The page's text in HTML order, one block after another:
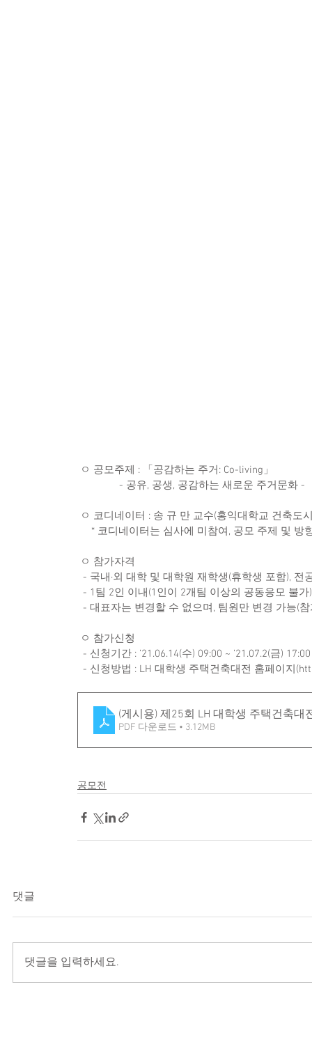
ㅇ 공모주제 : 「공감하는 주거: Co-living」
               - 공유, 공생, 공감하는 새로운 주거문화 -
ㅇ 코디네이터 : 송 규 만 교수(홍익대학교 건축도
* 코디네이터는 심사에 미참여, 공모 주제 및
ㅇ 참가자격
- 국내·외 대학 및 대학원 재학생(휴학생 포함), 전
  - 1팀 2인 이내(1인이 2개팀 이상의 공동응모 불가)
- 대표자는 변경할 수 없으며, 팀원만 변경 가능(
ㅇ 참가신청
- 신청기간 : ’21.06.14(수) 09:00 ~ ’21.07.2(금)
- 신청방법 : LH 대학생 주택건축대전 홈페이지
(게시용) 제25회 LH 대학생 주택건축대
PDF 다운로드 • 3.12MB
공모전
댓글
댓글을 입력하세요.